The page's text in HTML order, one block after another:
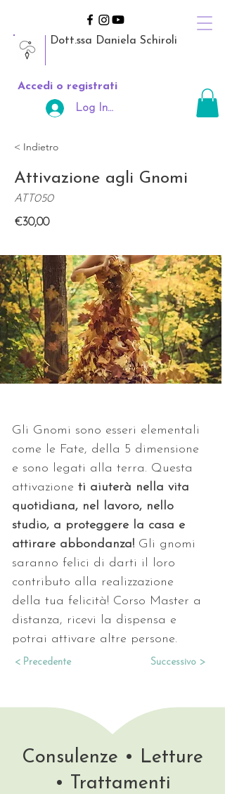
Dott.ssa Daniela Schiroli
Accedi o registrati
Log In Area Riservata
< Indietro
Attivazione agli Gnomi
ATT050
€30,00
Gli Gnomi sono esseri elementali
come le Fate, della 5 dimensione
e sono legati alla terra. Questa
attivazione ti aiuterà nella vita
quotidiana, nel lavoro, nello
studio, a proteggere la casa e
attirare abbondanza! Gli gnomi
saranno felici di darti il loro
contributo alla realizzazione
della tua felicità! Corso Master a
distanza, ricevi la dispensa e
potrai attivare altre persone.
< Precedente Successivo >
Consulenze • Letture
• Trattamenti